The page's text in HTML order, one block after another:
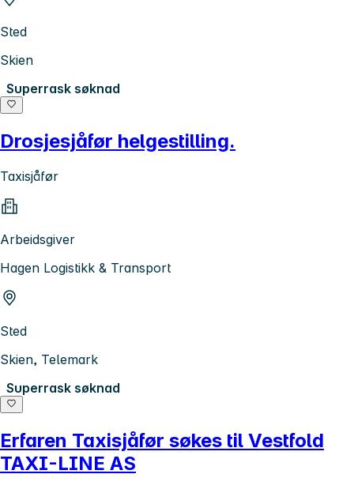
Sted
Skien
Superrask søknad
Drosjesjåfør helgestilling.
Taxisjåfør
Arbeidsgiver
Hagen Logistikk & Transport
Sted
Skien, Telemark
Superrask søknad
Erfaren Taxisjåfør søkes til Vestfold
TAXI-LINE AS